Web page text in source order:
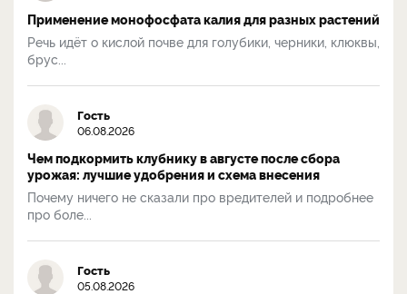
Применение монофосфата калия для разных растений
Речь идёт о кислой почве для голубики, черники, клюквы,
брус...
Гость
06.08.2026
Чем подкормить клубнику в августе после сбора
урожая: лучшие удобрения и схема внесения
Почему ничего не сказали про вредителей и подробнее
про боле...
Гость
05.08.2026